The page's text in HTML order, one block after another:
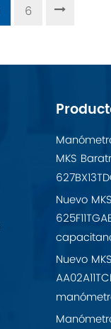
6
MKS
Nuevo
Nuevo